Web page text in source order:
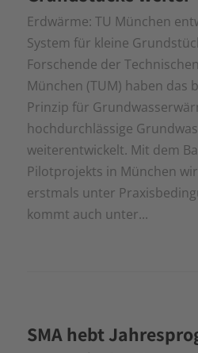
Erdwärme: TU München
System für kleine
Forschende der
München (TUM) haben das
Prinzip für
hochdurchlässige
weiterentwickelt. Mit dem
Pilotprojekts in München
erstmals unter
kommt auch unter...
SMA hebt